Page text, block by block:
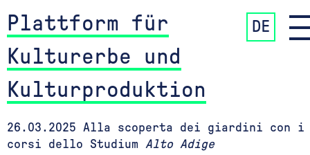
Plattform für
Kulturerbe und
Kulturproduktion
DE
26.03.2025 Alla scoperta dei giardini con i
corsi dello Studium Alto Adige